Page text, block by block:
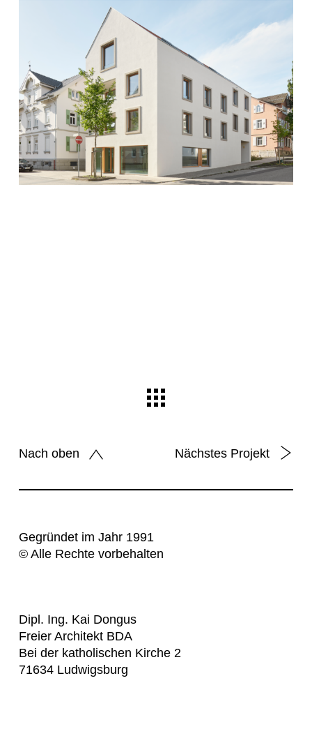
FITNESSSTUDIO LUDWIGSBURG
Mehrfamilienhaus
Nach oben Nächstes Projekt
Gegründet im Jahr 1991
© Alle Rechte vorbehalten
Dipl. Ing. Kai Dongus
Freier Architekt BDA
Bei der katholischen Kirche 2
71634 Ludwigsburg